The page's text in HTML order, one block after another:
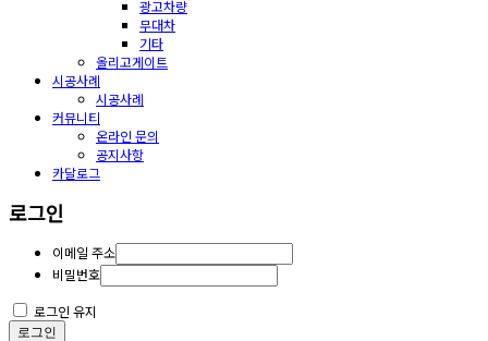
광고차량
무대차
기타
올리고게이트
시공사례
시공사례
커뮤니티
온라인 문의
공지사항
카달로그
로그인
이메일 주소
비밀번호
로그인 유지
로그인